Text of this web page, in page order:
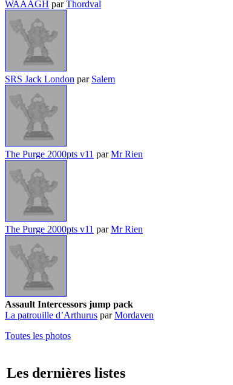
WAAAGH parThordval
SRS Jack London par Salem
The Purge 2000pts v11 parMr Rien
The Purge 2000pts v11 parMr Rien
Assault Intercessors jump pack
La patrouille d’Arthurus parMordaven
Toutes les photos
Les dernières listes